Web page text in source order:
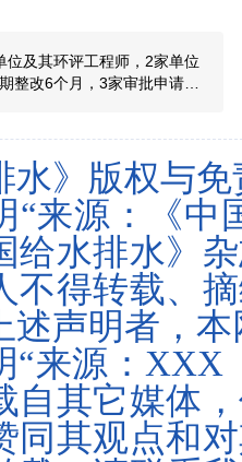
位及其环评工程师，2家单位
整改6个月，3家审批申请被
水》版权与
来源：《中
给水排水》
不得转载、
述声明者，
来源：XXX
自其它媒体
同其观点和